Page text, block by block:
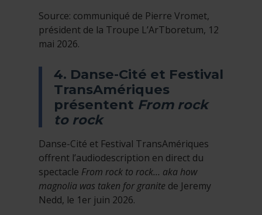
Source: communiqué de Pierre Vromet,
président de la Troupe L’ArTboretum, 12
mai 2026.
4. Danse-Cité et Festival
TransAmériques
présentent From rock
to rock
Danse-Cité et Festival TransAmériques
offrent l’audiodescription en direct du
spectacle From rock to rock… aka how
magnolia was taken for granite de Jeremy
Nedd, le 1er juin 2026.